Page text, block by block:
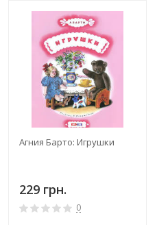
Агния Барто: Игрушки
229 грн.
0